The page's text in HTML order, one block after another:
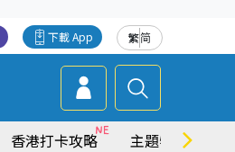
繁简
下載 App
香港打卡攻略 主題特集